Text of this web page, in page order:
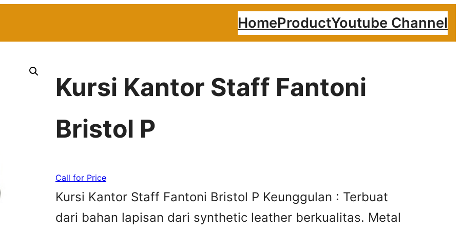
HomeProductYoutube Channel
Kursi Kantor Staff Fantoni
Bristol P
Call for Price
Kursi Kantor Staff Fantoni Bristol P Keunggulan : Terbuat
dari bahan lapisan dari synthetic leather berkualitas. Metal